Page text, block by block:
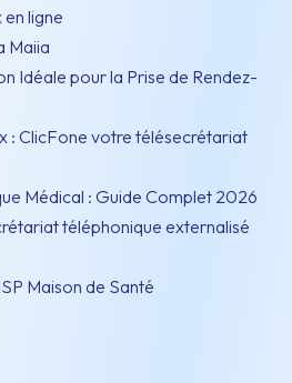
ligne
Maiia
Idéale pour la Prise de Rendez-
: ClicFone votre télésecrétariat
Médical : Guide Complet 2026
téléphonique externalisé
Maison de Santé